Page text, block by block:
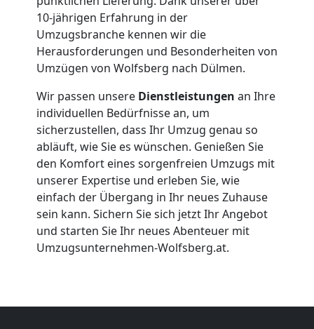
10-jährigen Erfahrung in der
Umzugsbranche kennen wir die
Herausforderungen und Besonderheiten von
Umzügen von Wolfsberg nach Dülmen.
Wir passen unsere Dienstleistungen an Ihre
individuellen Bedürfnisse an, um
sicherzustellen, dass Ihr Umzug genau so
abläuft, wie Sie es wünschen. Genießen Sie
den Komfort eines sorgenfreien Umzugs mit
unserer Expertise und erleben Sie, wie
einfach der Übergang in Ihr neues Zuhause
sein kann. Sichern Sie sich jetzt Ihr Angebot
und starten Sie Ihr neues Abenteuer mit
Umzugsunternehmen-Wolfsberg.at.
Firmenumzug
Wolfsberg
Büroumzug
Wolfsberg
Expressumzug
Wolfsberg